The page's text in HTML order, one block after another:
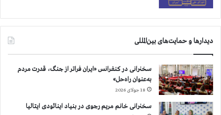
دیدارها و حمایت‌های بین‌المللی
سخنرانی در کنفرانس «ایران فراتر از جنگ، قدرت مردم
به‌عنوان راه‌حل»
18 جولای 2026
سخنرانی خانم مریم رجوی در بنیاد اینائودی ایتالیا